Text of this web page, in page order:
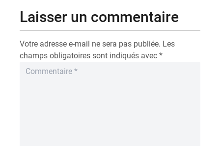
Laisser un commentaire
Votre adresse e-mail ne sera pas publiée. Les
champs obligatoires sont indiqués avec *